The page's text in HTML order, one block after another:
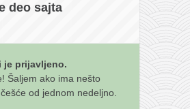
deo sajta
je prijavljeno.
Šaljem ako ima nešto
od jednom nedeljno.